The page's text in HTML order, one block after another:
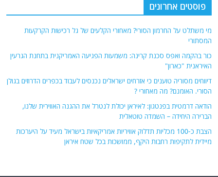
פוסטים אחרונים
מי משתלט על החרמון הסורי? מאחורי הקלעים של גל רכישות הקרקעות
המסתורי
כור בהקמה ואפס סכנת קרינה: משמעות הפגיעה האמריקנית בתחנת הגרעין
האיראנית "כארון"
דיווחים מסוריה טוענים כי אזרחים ישראלים נכנסים לעבוד בכפרים הדרוזים בגולן
הסורי. האומנם? מה מאחורי ?
הודאה דרמטית בפנטגון: לאיראן יכולת לנטרל את ההגנה האווירית שלנו,
הברירה היחידה – השמדה טוטאלית
הצבת כ-100 מכליות תדלוק אוויריות אמריקאיות בישראל מעיד על היערכות
מיידית לתקיפות רחבות היקף, ממושכות בכל שטח איראן